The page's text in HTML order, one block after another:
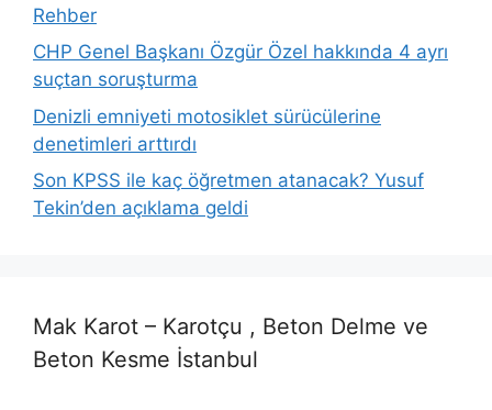
Rehber
CHP Genel Başkanı Özgür Özel hakkında 4 ayrı
suçtan soruşturma
Denizli emniyeti motosiklet sürücülerine
denetimleri arttırdı
Son KPSS ile kaç öğretmen atanacak? Yusuf
Tekin’den açıklama geldi
Mak Karot – Karotçu , Beton Delme ve
Beton Kesme İstanbul